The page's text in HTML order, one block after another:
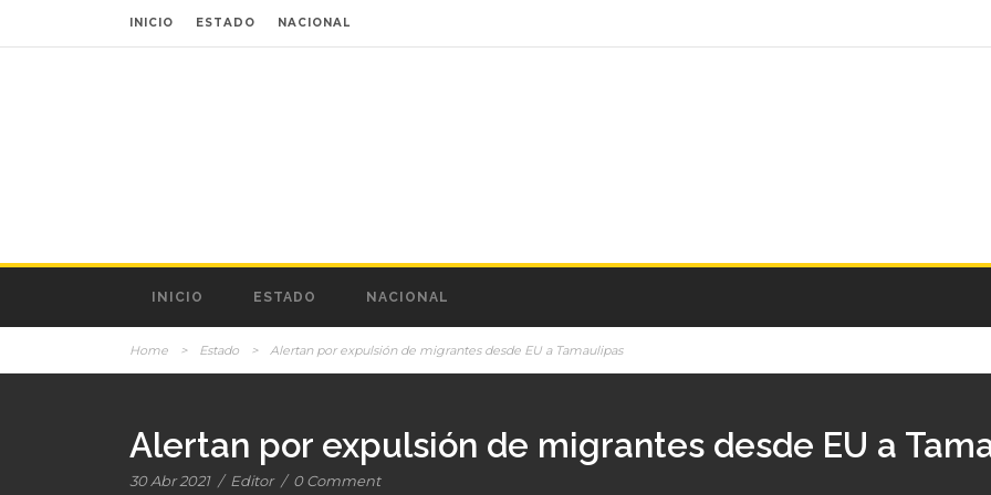
INICIO ESTADO NACIONAL
INICIO ESTADO NACIONAL
Home > Estado > Alertan por expulsión de migrantes desde EU a Tamaulipas
Alertan por expulsión de migrantes desde EU a
30 Abr 2021 / Editor / 0 Comment